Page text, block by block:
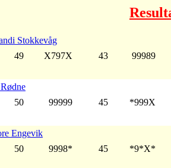
Stokkevåg
49 X797X 43 99989
50 99999 45 *999X
Engevik
50 9998* 45 *9*X*